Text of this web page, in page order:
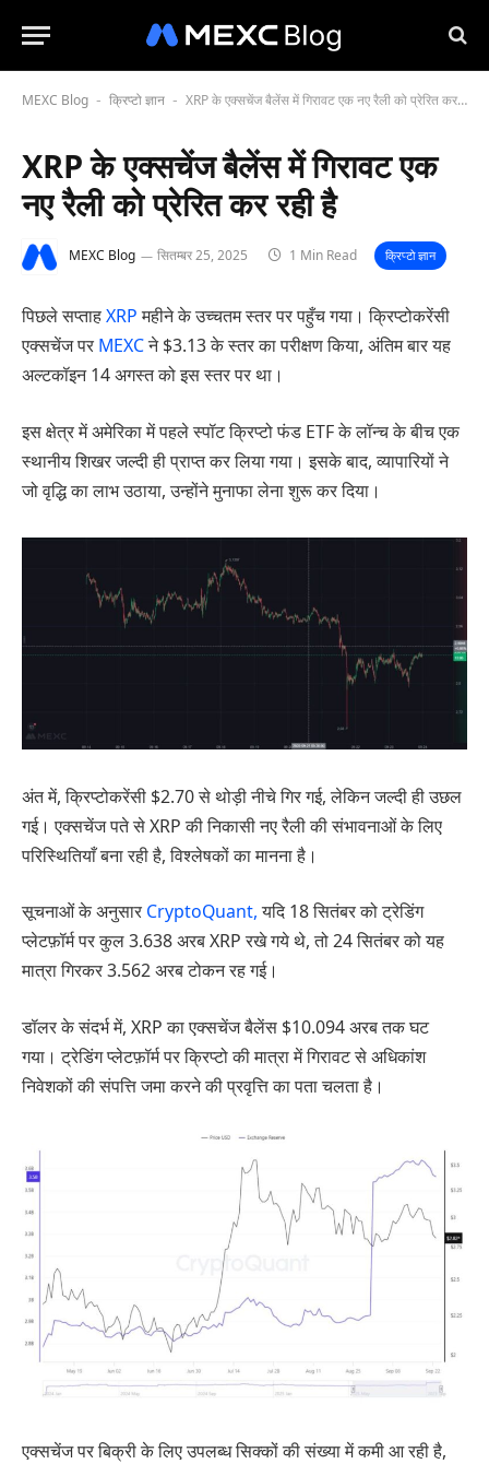
MEXC Blog - क्रिप्टो ज्ञान - XRP के एक्सचेंज बैलेंस में गिरावट एक नए रैली को प्रेरित कर रही है
XRP के एक्सचेंज बैलेंस में गिरावट एक
नए रैली को प्रेरित कर रही है
MEXC Blog सितम्बर 25, 2025 1 Min Read क्रिप्टो ज्ञान
पिछले सप्ताहXRPमहीने के उच्चतम स्तर पर पहुँच गया। क्रिप्टोकरेंसी
एक्सचेंज पर MEXCने $3.13 के स्तर का परीक्षण किया, अंतिम बार यह
अल्टकॉइन 14 अगस्त को इस स्तर पर था।
इस क्षेत्र में अमेरिका में पहले स्पॉट क्रिप्टो फंड ETF के लॉन्च के बीच एक
स्थानीय शिखर जल्दी ही प्राप्त कर लिया गया। इसके बाद, व्यापारियों ने
जो वृद्धि का लाभ उठाया, उन्होंने मुनाफा लेना शुरू कर दिया।
अंत में, क्रिप्टोकरेंसी $2.70 से थोड़ी नीचे गिर गई, लेकिन जल्दी ही उछल
गई। एक्सचेंज पते से XRP की निकासी नए रैली की संभावनाओं के लिए
परिस्थितियाँ बना रही है, विश्लेषकों का मानना है।
सूचनाओं के अनुसार CryptoQuant,यदि 18 सितंबर को ट्रेडिंग
प्लेटफ़ॉर्म पर कुल 3.638 अरब XRP रखे गये थे, तो 24 सितंबर को यह
मात्रा गिरकर 3.562 अरब टोकन रह गई।
डॉलर के संदर्भ में, XRP का एक्सचेंज बैलेंस $10.094 अरब तक घट
गया। ट्रेडिंग प्लेटफ़ॉर्म पर क्रिप्टो की मात्रा में गिरावट से अधिकांश
निवेशकों की संपत्ति जमा करने की प्रवृत्ति का पता चलता है।
एक्सचेंज पर बिक्री के लिए उपलब्ध सिक्कों की संख्या में कमी आ रही है,